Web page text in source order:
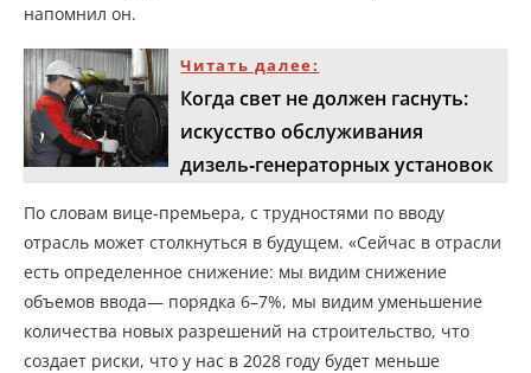
напомнил он.
Читать далее:
Когда свет не должен гаснуть:
искусство обслуживания
дизель‑генераторных установок
По словам вице-премьера, с трудностями по вводу
отрасль может столкнуться в будущем. «Сейчас в отрасли
есть определенное снижение: мы видим снижение
объемов ввода— порядка 6–7%, мы видим уменьшение
количества новых разрешений на строительство, что
создает риски, что у нас в 2028 году будет меньше